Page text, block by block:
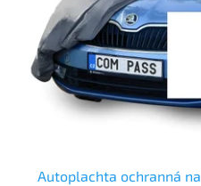
Autoplachta ochranná